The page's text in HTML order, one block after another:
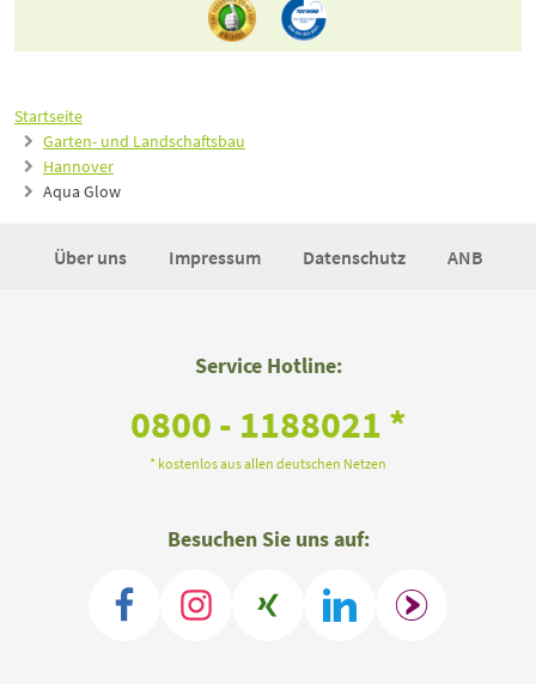
Startseite
Garten- und Landschaftsbau
Hannover
Aqua Glow
Über uns Impressum Datenschutz ANB
Service Hotline:
0800 - 1188021 *
* kostenlos aus allen deutschen Netzen
Besuchen Sie uns auf: